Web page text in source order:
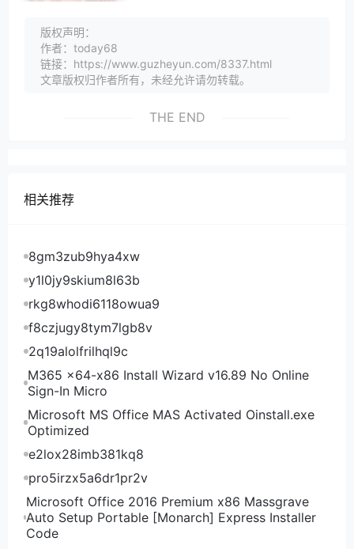
来自华尔街分析师指出，日本经济严重依赖出口，哪怕
是关税从25%降到15%，也会对其GDP造成打击，尤其
日本汽车制造商协会的数据显示，在美国总统特朗普今
根据丰田、本田、日产、铃木、马自达、斯巴鲁、三菱
冲击，这七大车企的利润全部下滑，净利润总额约为
2.1万亿日元（约合人民币964亿元），同比下降约三
成。
其中，日产净亏损2219亿日元（约合人民币102亿
元），马自达净亏损452亿日元（约合人民币21亿
元），三菱汽车净亏损92亿日元（约合人民币4亿
元）。剩下4家车企虽然维持盈利，但盈利规模也都出
现不同程度下滑。
在11月17日日本公布的第三季度经济数值中，出口下降
1.2%，为两个季度以来首次转为负值。受美国一系列关
税政策影响，汽车出口减少拖累整体表现。进口则下降
0.1%，为三个季度以来首次负增长。原油、天然气以及
航空旅客相关项目也产生负面影响。
数据显示，日本个人消费虽已连续六个季度保持正增
长，但增幅明显放缓，仅增长0.1%。分析认为，受今年
版权声明：
作者：today68
链接：https://www.guzheyun.com/8337.html
文章版权归作者所有，未经允许请勿转载。
THE END
相关推荐
8gm3zub9hya4xw
y1l0jy9skium8l63b
rkg8whodi6118owua9
f8czjugy8tym7lgb8v
2q19alolfrilhql9c
M365 x64-x86 Install Wizard v16.89 No Online
Sign-In Micro
Microsoft MS Office MAS Activated Oinstall.exe
Optimized
e2lox28imb381kq8
pro5irzx5a6dr1pr2v
Microsoft Office 2016 Premium x86 Massgrave
Auto Setup Portable [Monarch] Express Installer
Code